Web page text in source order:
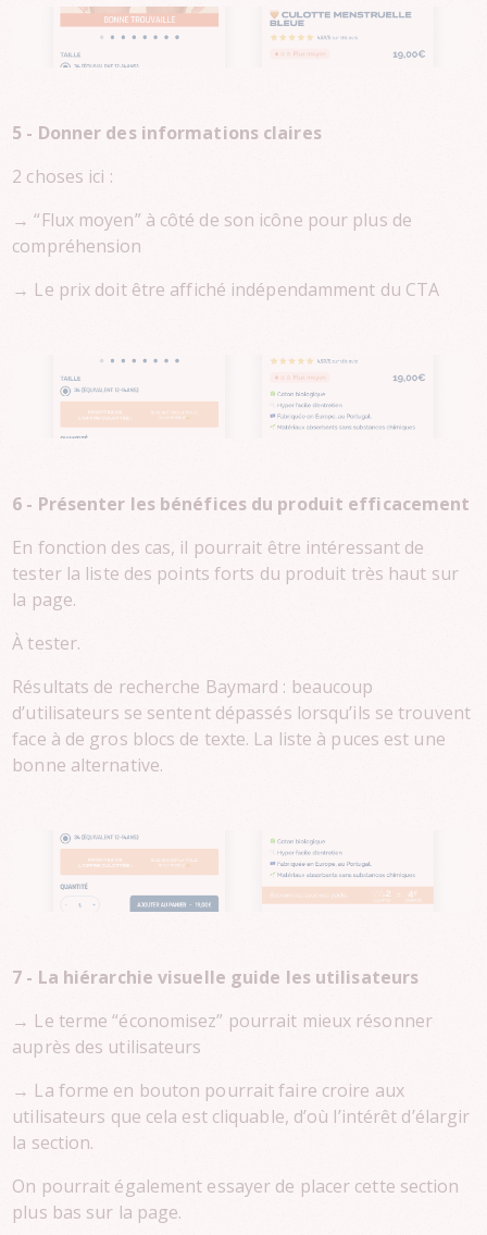
5 - Donner des informations claires
2 choses ici :
→ “Flux moyen” à côté de son icône pour plus de
compréhension
→ Le prix doit être affiché indépendamment du CTA
6 - Présenter les bénéfices du produit efficacement
En fonction des cas, il pourrait être intéressant de
tester la liste des points forts du produit très haut sur
la page.
À tester.
Résultats de recherche Baymard : beaucoup
d’utilisateurs se sentent dépassés lorsqu’ils se trouvent
face à de gros blocs de texte. La liste à puces est une
bonne alternative.
7 - La hiérarchie visuelle guide les utilisateurs
→ Le terme “économisez” pourrait mieux résonner
auprès des utilisateurs
→ La forme en bouton pourrait faire croire aux
utilisateurs que cela est cliquable, d’où l’intérêt d’élargir
la section.
On pourrait également essayer de placer cette section
plus bas sur la page.